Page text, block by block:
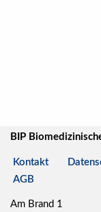
BIP
Kontakt
AGB
Am Brand 1